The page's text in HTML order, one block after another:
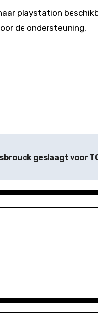
playstation
de ondersteuning.
geslaagt voor